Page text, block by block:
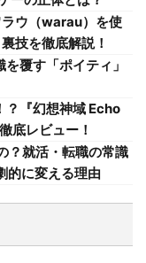
ラウ（warau）を使
技を徹底解説！
覆す「ポイティ」
？『幻想神域 Echo
底レビュー！
？就活・転職の常識
的に変える理由